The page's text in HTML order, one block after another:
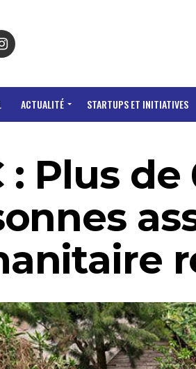
ACTUALITÉ STARTUPS ET INITIATIVES
: Plus